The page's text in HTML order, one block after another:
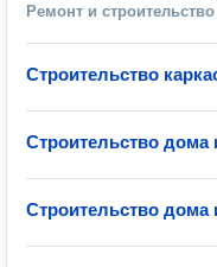
Ремонт и строительство
Строительство
Строительство дома
Строительство дома